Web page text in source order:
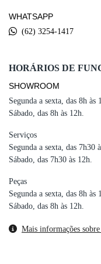
WHATSAPP
(62) 3254-1417
HORÁRIOS DE
SHOWROOM
Segunda a sexta, das 8h às
Sábado, das 8h às 12h.
Serviços
Segunda a sexta, das 7h30
Sábado, das 7h30 às 12h.
Peças
Segunda a sexta, das 8h às
Sábado, das 8h às 12h.
Mais informações sobre